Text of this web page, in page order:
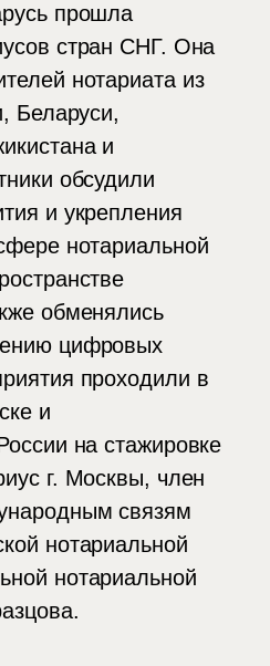
прошла
стран СНГ. Она
нотариата из
Беларуси,
и
обсудили
и укрепления
нотариальной
обменялись
цифровых
проходили в
и
на стажировке
г. Москвы, член
связям
нотариальной
нотариальной